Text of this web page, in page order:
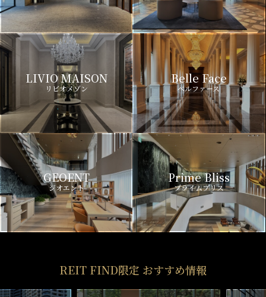
LIVIO MAISON
リビオメゾン
Belle Face
ベルファース
GEOENT
ジオエント
Prime Bliss
プライムブリス
REIT FIND限定 おすすめ情報